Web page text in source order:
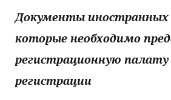
Документы иностранных
которые необходимо
регистрационную палату
регистрации